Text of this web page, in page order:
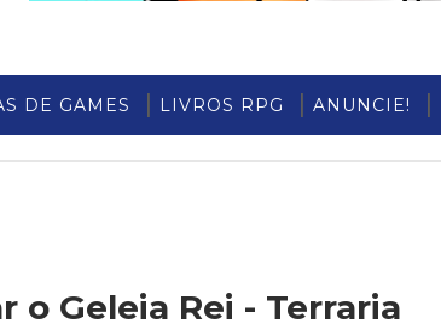
DE GAMES LIVROS RPG ANUNCIE!
o Geleia Rei - Terraria